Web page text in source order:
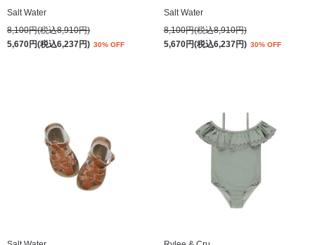
Salt Water
8,100円(税込8,910円)
5,670円(税込6,237円) 30% OFF
Salt Water
8,100円(税込8,910円)
5,670円(税込6,237円) 30% OFF